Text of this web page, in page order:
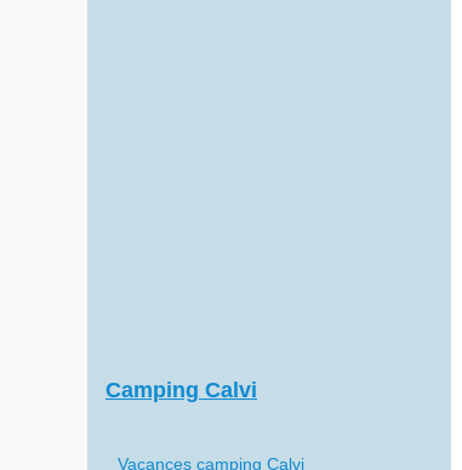
Camping Calvi
Vacances camping Calvi